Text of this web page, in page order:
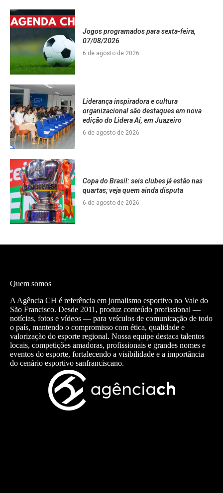
Jogos programados para sexta-feira,
07/08/2026
6 de agosto de 2026
Liderança inspiradora e cultura
organizacional são destaques em nova
edição do Lidera Aí, em Juazeiro
6 de agosto de 2026
Copa do Brasil: seis clubes já estão nas
quartas; veja quem ainda disputa
6 de agosto de 2026
Quem somos
A Agência CH é referência em jornalismo esportivo no Vale do
São Francisco. Desde 2011, produz conteúdo profissional —
notícias, fotos e vídeos — para veículos de comunicação de todo
o país, mantendo o compromisso com ética, qualidade e
valorização do esporte regional. Nossa equipe destaca talentos
locais, competições amadoras, profissionais e grandes nomes e
eventos do esporte, fortalecendo a visibilidade e a importância
do cenário esportivo sanfranciscano.